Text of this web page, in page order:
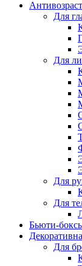
Для
Для
Для
Для
Бьюти-
Для